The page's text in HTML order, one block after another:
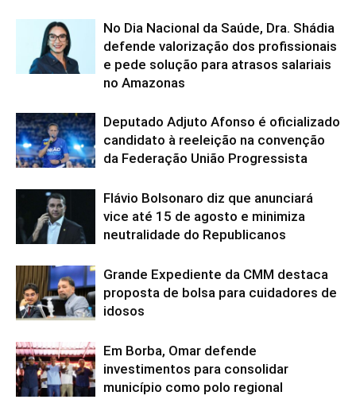
No Dia Nacional da Saúde, Dra. Shádia
defende valorização dos profissionais
e pede solução para atrasos salariais
no Amazonas
Deputado Adjuto Afonso é oficializado
candidato à reeleição na convenção
da Federação União Progressista
Flávio Bolsonaro diz que anunciará
vice até 15 de agosto e minimiza
neutralidade do Republicanos
Grande Expediente da CMM destaca
proposta de bolsa para cuidadores de
idosos
Em Borba, Omar defende
investimentos para consolidar
município como polo regional